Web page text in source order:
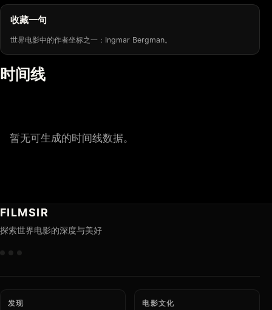
收藏一句
世界电影中的作者坐标之一：Ingmar Bergman。
时间线
暂无可生成的时间线数据。
FILMSIR
探索世界电影的深度与美好
发现 电影文化